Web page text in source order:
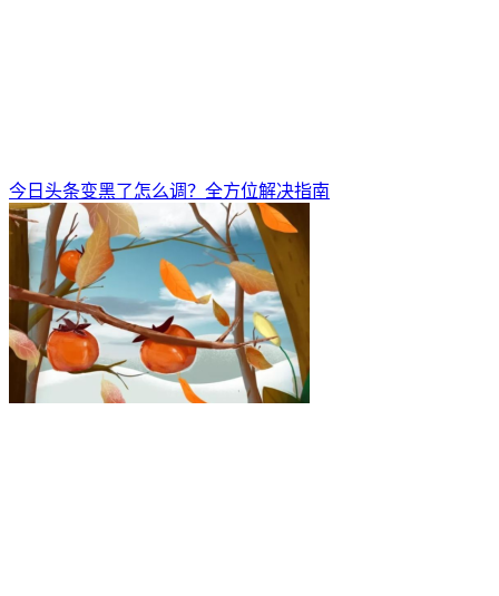
今日头条变黑了怎么调？全方位解决指南